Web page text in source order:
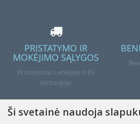
PRISTATYMO IR
MOKĖJIMO SĄLYGOS
Pristatymas Lenkijoje ir ES
teritorijoje
Ši svetainė naudoja